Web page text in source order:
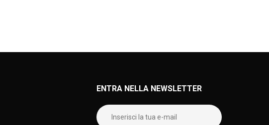
ENTRA NELLA NEWSLETTER